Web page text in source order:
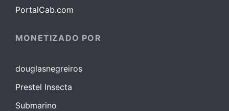
PortalCab.com
MONETIZADO POR
douglasnegreiros
Prestel Insecta
Submarino